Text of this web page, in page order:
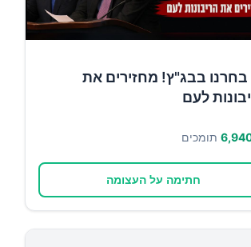
בבג"ץ! מחזירים את
לעם
תומכים
חתימה על העצומה